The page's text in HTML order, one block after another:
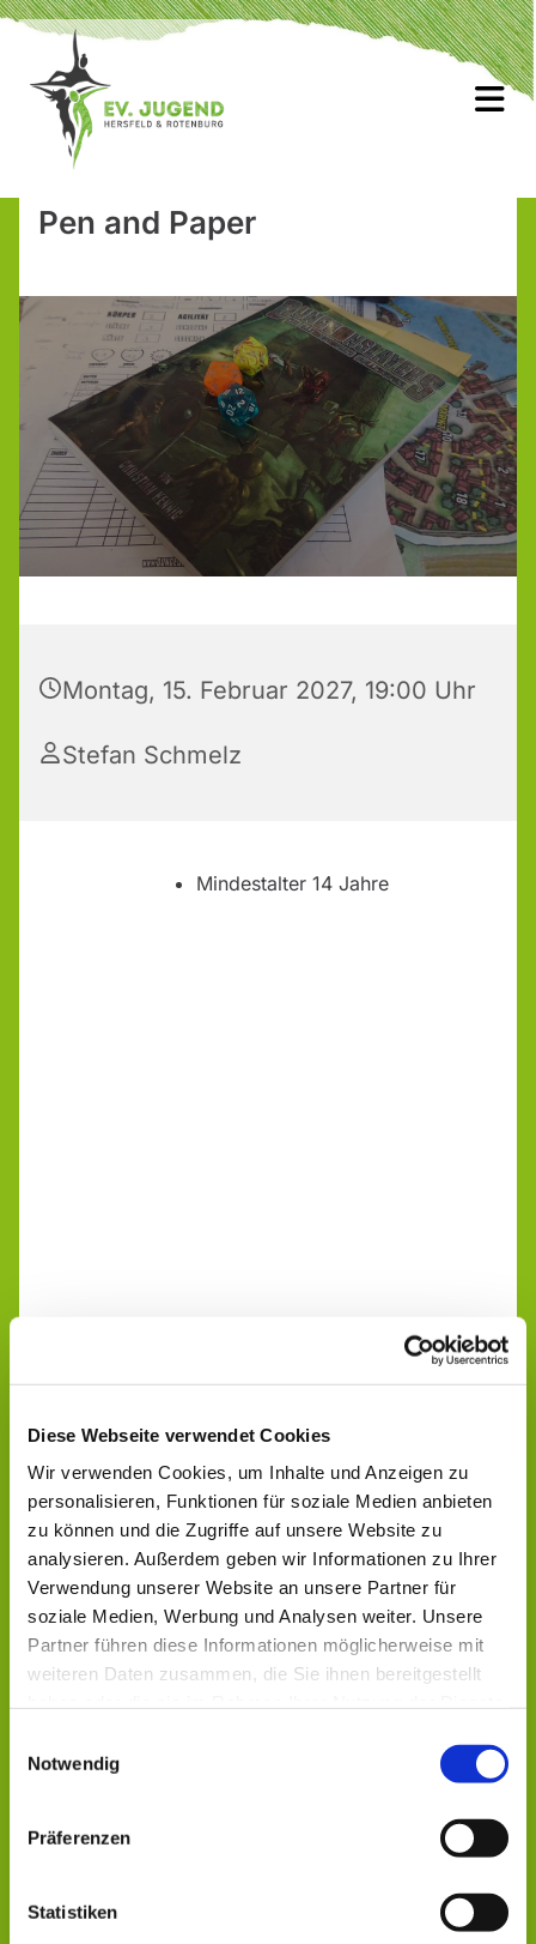
Diese Webseite verwendet Cookies
Wir verwenden Cookies, um Inhalte und Anzeigen zu
personalisieren, Funktionen für soziale Medien anbieten
zu können und die Zugriffe auf unsere Website zu
analysieren. Außerdem geben wir Informationen zu Ihrer
Verwendung unserer Website an unsere Partner für
soziale Medien, Werbung und Analysen weiter. Unsere
Partner führen diese Informationen möglicherweise mit
weiteren Daten zusammen, die Sie ihnen bereitgestellt
Notwendig
Präferenzen
Statistiken
Pen and Paper
Montag, 15. Februar 2027, 19:00 Uhr
Stefan Schmelz
Mindestalter 14 Jahre